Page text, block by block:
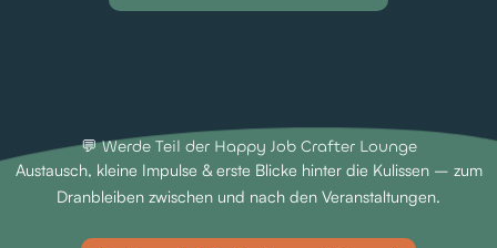
💬 Werde Teil der Happy Job Crafter Lounge
Austausch, kleine Impulse & erste Blicke hinter die Kulissen – zum
Dranbleiben zwischen und nach den Veranstaltungen.